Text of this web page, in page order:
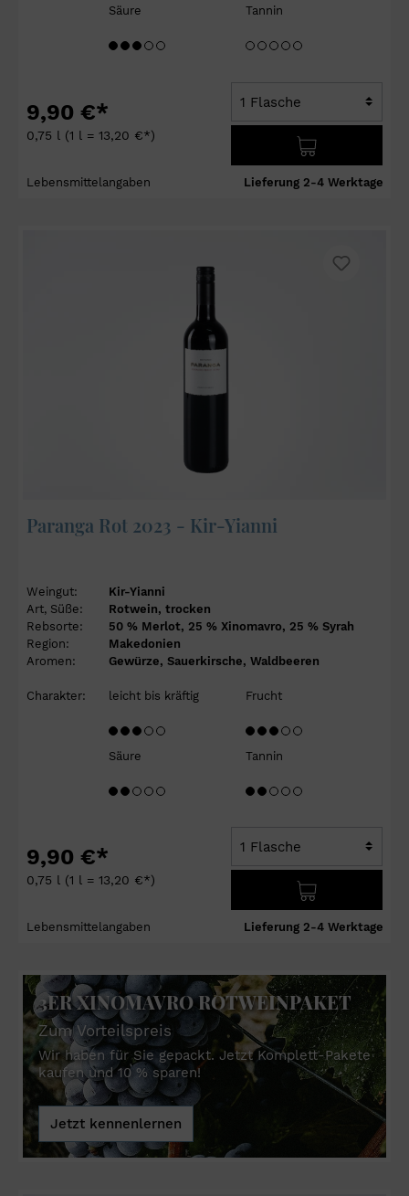
3ER XINOMAVRO ROTWEINPAKET
Zum Vorteilspreis
Wir haben für Sie gepackt. Jetzt Komplett-Pakete
kaufen und 10 % sparen!
Jetzt kennenlernen
Säure Tannin
9,90 €*
0,75 l (1 l = 13,20 €*)
Lebensmittelangaben Lieferung 2-4 Werktage
Paranga Rot 2023 - Kir-Yianni
Weingut:
Kir-Yianni
Art, Süße:
Rotwein, trocken
Rebsorte:
50 % Merlot, 25 % Xinomavro, 25 % Syrah
Region:
Makedonien
Aromen:
Gewürze, Sauerkirsche, Waldbeeren
Charakter: leicht bis kräftig Frucht
Säure Tannin
9,90 €*
0,75 l (1 l = 13,20 €*)
Lebensmittelangaben Lieferung 2-4 Werktage